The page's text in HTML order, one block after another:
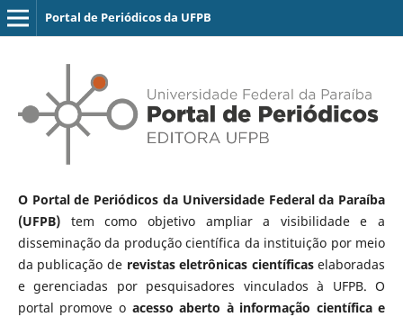
Portal de Periódicos da UFPB
O Portal de Periódicos da Universidade Federal da Paraíba
(UFPB)tem como objetivo ampliar a visibilidade e a
disseminação da produção científica da instituição por meio
da publicação de revistas eletrônicas científicaselaboradas
e gerenciadas por pesquisadores vinculados à UFPB. O
portal promove o acesso aberto à informação científica e